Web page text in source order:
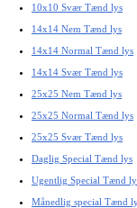
10x10 Svær Tænd lys
14x14 Nem Tænd lys
14x14 Normal Tænd lys
14x14 Svær Tænd lys
25x25 Nem Tænd lys
25x25 Normal Tænd lys
25x25 Svær Tænd lys
Daglig Special Tænd lys
Ugentlig Special Tænd
Månedlig special Tænd